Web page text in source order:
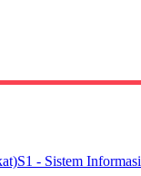
S1 - Sistem Informasi